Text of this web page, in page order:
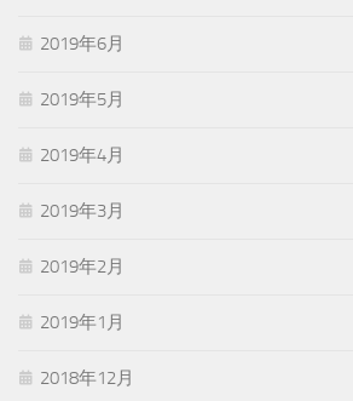
2019年6月
2019年5月
2019年4月
2019年3月
2019年2月
2019年1月
2018年12月